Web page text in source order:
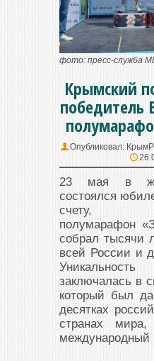
фото: пресс-служба
Крымский
победитель
Опубликовал:
23 мая в
состоялся
счету,
полумарафон
собрал тысячи
всей России и
заключалась в
который был
десятках
странах мира,
международный